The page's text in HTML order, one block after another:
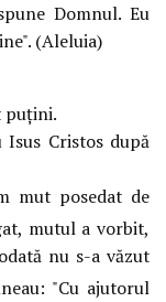
Domnul. Eu
(Aleluia)
puţini.
Cristos după
mut posedat de
mutul a vorbit,
nu s-a văzut
"Cu ajutorul